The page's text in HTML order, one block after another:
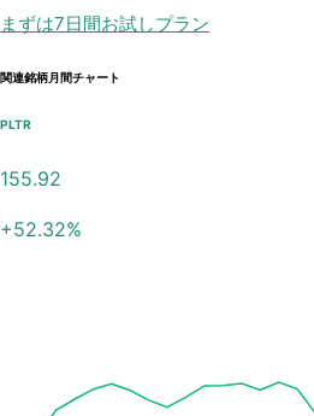
まずは7日間お試しプラン
関連銘柄月間チャート
PLTR
155.92
+52.32%